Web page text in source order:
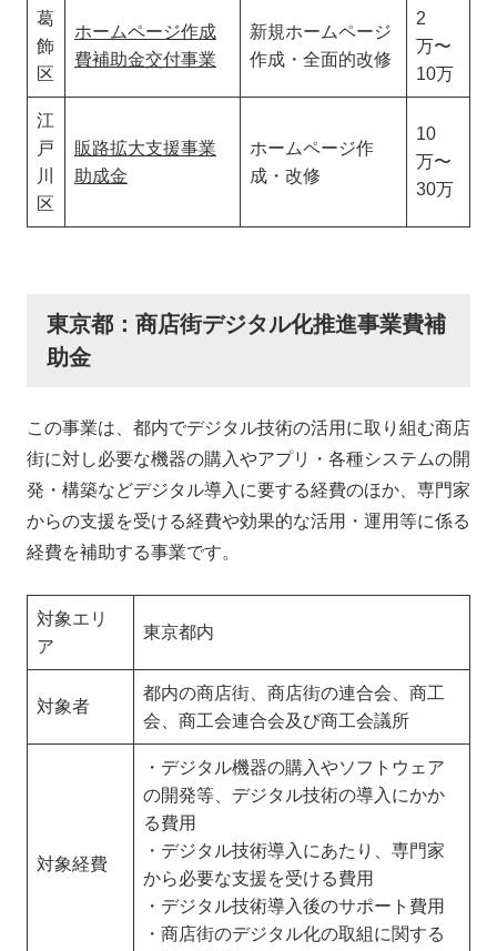
葛
飾
区
ホームページ作成
費補助金交付事業
新規ホームページ
作成・全面的改修
2
万〜
10万
江
戸
川
区
販路拡大支援事業
助成金
ホームページ作
成・改修
10
万〜
30万
東京都：商店街デジタル化推進事業費補
助金
この事業は、都内でデジタル技術の活用に取り組む商店
街に対し必要な機器の購入やアプリ・各種システムの開
発・構築などデジタル導入に要する経費のほか、専門家
からの支援を受ける経費や効果的な活用・運用等に係る
経費を補助する事業です。
対象エリ
ア
東京都内
対象者
都内の商店街、商店街の連合会、商工
会、商工会連合会及び商工会議所
対象経費
・デジタル機器の購入やソフトウェア
の開発等、デジタル技術の導入にかか
る費用
・デジタル技術導入にあたり、専門家
から必要な支援を受ける費用
・デジタル技術導入後のサポート費用
・商店街のデジタル化の取組に関する